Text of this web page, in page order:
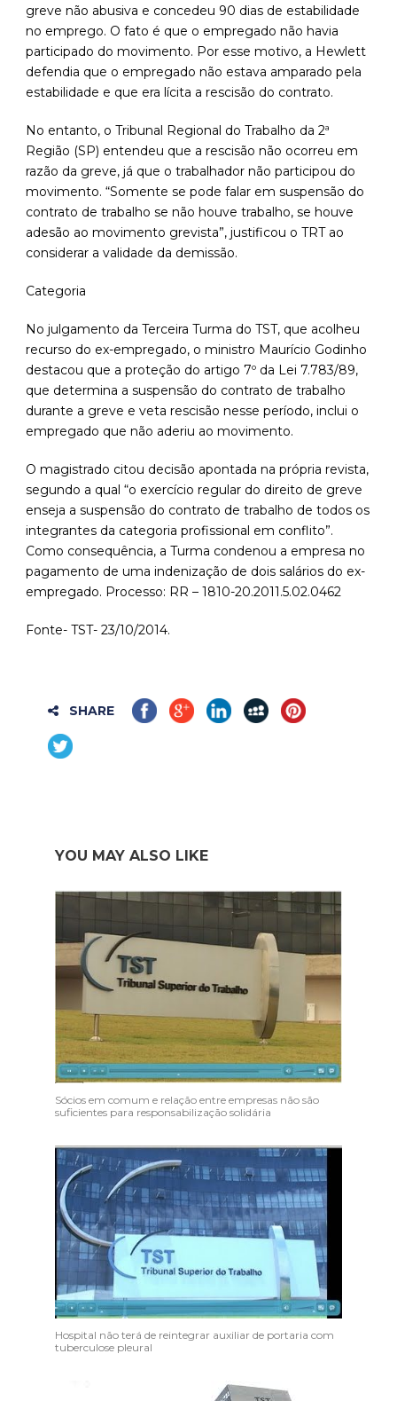
greve não abusiva e concedeu 90 dias de estabilidade
no emprego. O fato é que o empregado não havia
participado do movimento. Por esse motivo, a Hewlett
defendia que o empregado não estava amparado pela
estabilidade e que era lícita a rescisão do contrato.
No entanto, o Tribunal Regional do Trabalho da 2ª
Região (SP) entendeu que a rescisão não ocorreu em
razão da greve, já que o trabalhador não participou do
movimento. “Somente se pode falar em suspensão do
contrato de trabalho se não houve trabalho, se houve
adesão ao movimento grevista”, justificou o TRT ao
considerar a validade da demissão.
Categoria
No julgamento da Terceira Turma do TST, que acolheu
recurso do ex-empregado, o ministro Maurício Godinho
destacou que a proteção do artigo 7º da Lei 7.783/89,
que determina a suspensão do contrato de trabalho
durante a greve e veta rescisão nesse período, inclui o
empregado que não aderiu ao movimento.
O magistrado citou decisão apontada na própria revista,
segundo a qual “o exercício regular do direito de greve
enseja a suspensão do contrato de trabalho de todos os
integrantes da categoria profissional em conflito”.
Como consequência, a Turma condenou a empresa no
pagamento de uma indenização de dois salários do ex-
empregado. Processo: RR – 1810-20.2011.5.02.0462
Fonte- TST- 23/10/2014.
SHARE
YOU MAY ALSO LIKE
Sócios em comum e relação entre empresas não são
suficientes para responsabilização solidária
Hospital não terá de reintegrar auxiliar de portaria com
tuberculose pleural